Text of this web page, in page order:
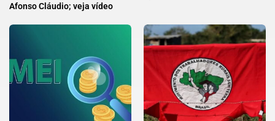
Afonso Cláudio; veja vídeo